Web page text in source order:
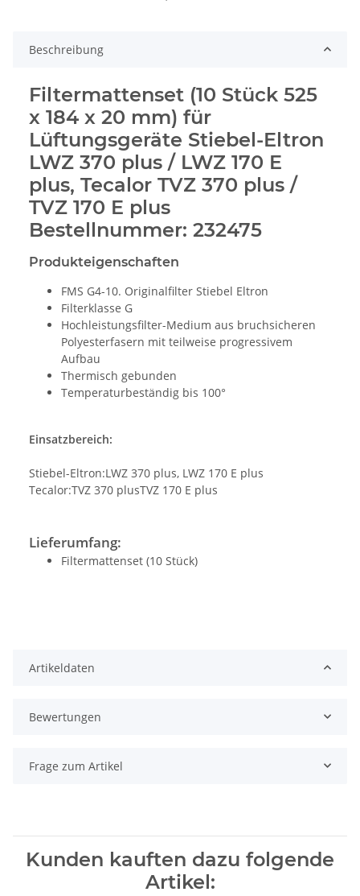
Beschreibung
Filtermattenset (10 Stück 525
x 184 x 20 mm) für
Lüftungsgeräte Stiebel-Eltron
LWZ 370 plus / LWZ 170 E
plus, Tecalor TVZ 370 plus /
TVZ 170 E plus
Bestellnummer: 232475
Produkteigenschaften
FMS G4-10. Originalfilter Stiebel Eltron
Filterklasse G
Hochleistungsfilter-Medium aus bruchsicheren
Polyesterfasern mit teilweise progressivem
Aufbau
Thermisch gebunden
Temperaturbeständig bis 100°
Einsatzbereich:
Stiebel-Eltron:LWZ 370 plus, LWZ 170 E plus
Tecalor:TVZ 370 plusTVZ 170 E plus
Lieferumfang:
Filtermattenset (10 Stück)
Artikeldaten
Bewertungen
Frage zum Artikel
Kunden kauften dazu folgende
Artikel: